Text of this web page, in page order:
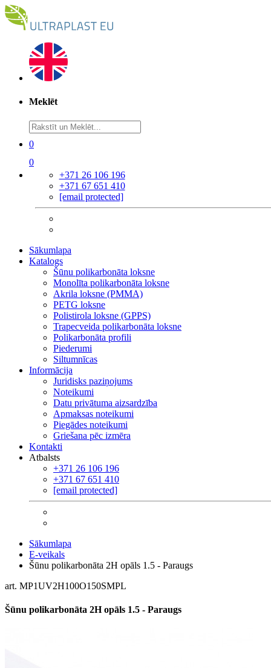
Meklēt
0
0
+371 26 106 196
+371 67 651 410
[email protected]
Sākumlapa
Katalogs
Šūnu polikarbonāta loksne
Monolīta polikarbonāta loksne
Akrila loksne (PMMA)
PETG loksne
Polistirola loksne (GPPS)
Trapecveida polikarbonāta loksne
Polikarbonāta profili
Piederumi
Siltumnīcas
Informācija
Juridisks paziņojums
Noteikumi
Datu privātuma aizsardzība
Apmaksas noteikumi
Piegādes noteikumi
Griešana pēc izmēra
Kontakti
Atbalsts
+371 26 106 196
+371 67 651 410
[email protected]
Sākumlapa
E-veikals
Šūnu polikarbonāta 2H opāls 1.5 - Paraugs
art. MP1UV2H100O150SMPL
Šūnu polikarbonāta 2H opāls 1.5 - Paraugs